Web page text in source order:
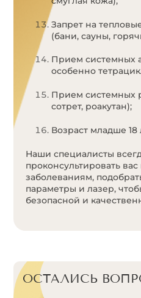
Запрет на
(бани, сауны,
Прием системных
особенно
Прием системных
сотрет, роакутан);
Возраст младше 18
Наши специалисты
проконсультировать
заболеваниям,
параметры и лазер,
безопасной и
ОСТАЛИСЬ